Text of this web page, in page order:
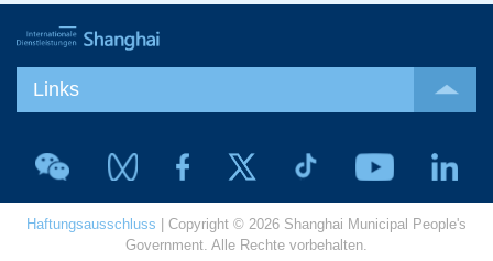
Links
Haftungsausschluss | Copyright © 2026 Shanghai Municipal People's
Government. Alle Rechte vorbehalten.